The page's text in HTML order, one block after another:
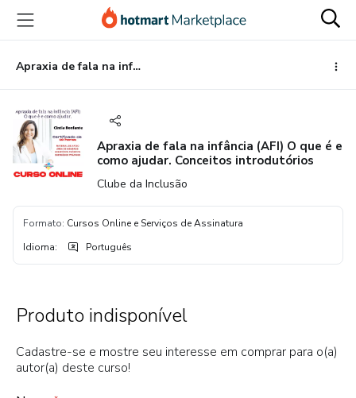
para
conteúdo
principal
para
pagamento
para
rodapé
Apraxia de fala na infância (AFI) O que é e como ajudar. Conceitos introdutórios
Apraxia de fala na infância (AFI) O que é e
como ajudar. Conceitos introdutórios
Clube da Inclusão
Formato: Cursos Online e Serviços de Assinatura
Idioma: Português
Produto indisponível
Cadastre-se e mostre seu interesse em comprar para o(a)
autor(a) deste curso!